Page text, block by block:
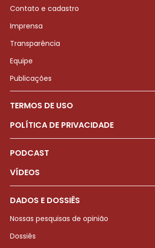
Contato e cadastro
Imprensa
Transparência
Equipe
Publicações
TERMOS DE USO
POLÍTICA DE PRIVACIDADE
PODCAST
VÍDEOS
DADOS E DOSSIÊS
Nossas pesquisas de opinião
Dossiês